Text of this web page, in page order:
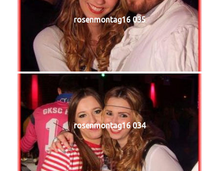
rosenmontag16 035
rosenmontag16 034